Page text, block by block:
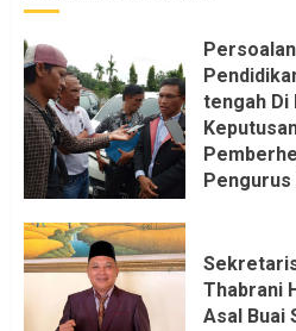
tengah Di
Pengurus
Dapat
KKN, dan
6 AGUSTUS
Thabrani
Asal Buai